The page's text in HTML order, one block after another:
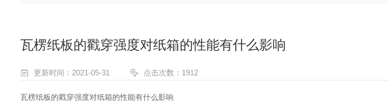
瓦楞纸板的戳穿强度对纸箱的性能有什么影响
更新时间：2021-05-31 点击次数：1912
瓦楞纸板的戳穿强度对纸箱的性能有什么影响